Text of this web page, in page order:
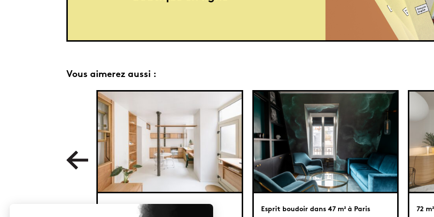
Vous aimerez aussi :
Lumière sur cour : 42 m² à Paris Esprit boudoir dans 47 m² à Paris 72